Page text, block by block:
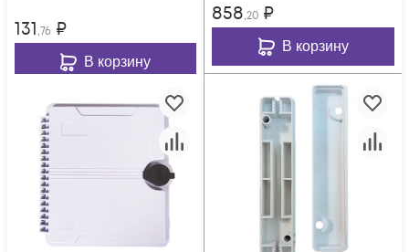
131,76 ₽
В корзину
858,20 ₽
В корзину